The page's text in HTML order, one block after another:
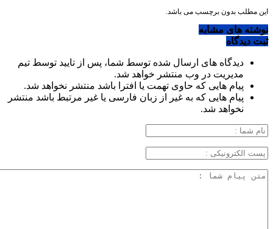
این مطلب بدون برچسب می باشد.
نوشته های مشابه
ثبت دیدگاه
دیدگاه های ارسال شده توسط شما، پس از تایید توسط تیم
مدیریت در وب منتشر خواهد شد.
پیام هایی که حاوی تهمت یا افترا باشد منتشر نخواهد شد.
پیام هایی که به غیر از زبان فارسی یا غیر مرتبط باشد منتشر
نخواهد شد.